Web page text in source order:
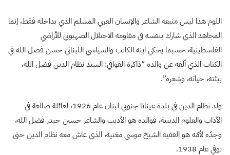
اللوم هذا ليس منبعه الشاعر والإنسان العربي المسلم الذي بداخله فقط، إنما
المجاهد الذي شارك بنفسه في مقاومة الاحتلال الصهيوني للأراضي
الفلسطينية، حسبما يحكي ابنه الكاتب والسياسي اللبناني حسن فضل الله في
الكتاب الذي ألفه عن والده “ذاكرة القوافي: السيد نظام الدين فضل الله،
بيئته، حياته، وشعره”.
ولد نظام الدين في بلدة عيناتا جنوبي لبنان عام 1926، لعائلة ضالعة في
الآداب والعلوم الدينية، فوالده هو الأديب والشاعر حسين حيدر فضل الله،
وجدّه لأمّه هو الفقيه الشيخ موسى مغنية، الذي عاش معه نظام الدين حتى
توفي عام 1938.